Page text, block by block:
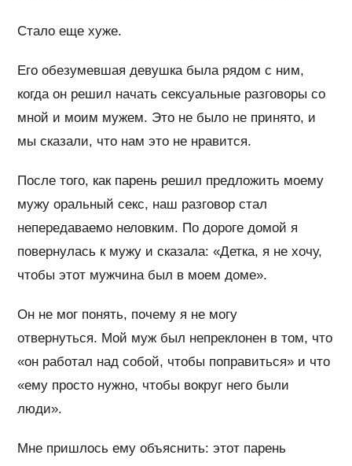
Стало еще хуже.
Его обезумевшая девушка была рядом с ним,
когда он решил начать сексуальные разговоры со
мной и моим мужем. Это не было не принято, и
мы сказали, что нам это не нравится.
После того, как парень решил предложить моему
мужу оральный секс, наш разговор стал
непередаваемо неловким. По дороге домой я
повернулась к мужу и сказала: «Детка, я не хочу,
чтобы этот мужчина был в моем доме».
Он не мог понять, почему я не могу
отвернуться. Мой муж был непреклонен в том, что
«он работал над собой, чтобы поправиться» и что
«ему просто нужно, чтобы вокруг него были
люди».
Мне пришлось ему объяснить: этот парень